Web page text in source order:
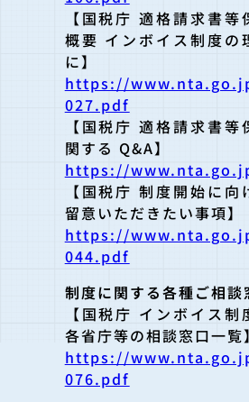
【国税庁 適格請求書等
概要 インボイス制度の
に】
https://
027.pdf
【国税庁 適格請求書等
関する Q&A】
https://
【国税庁 制度開始に向
留意いただきたい事項】
https://
044.pdf
制度に関する各種ご相談
【国税庁 インボイス制
各省庁等の相談窓口一覧】
https://
076.pdf